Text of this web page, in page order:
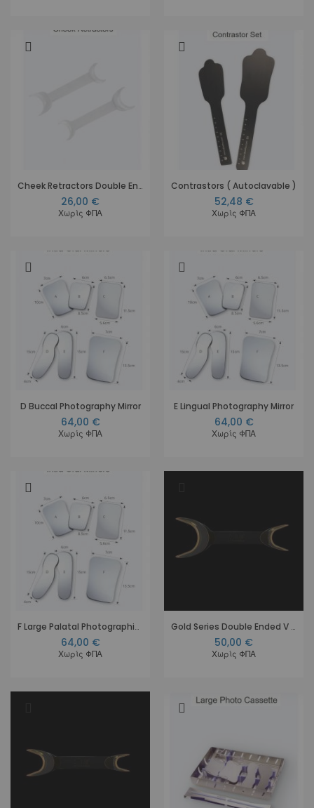
Cheek Retractors Double Ended Small - Autoclavable
26,00 €
Χωρίς ΦΠΑ
Contrastors ( Autoclavable )
52,48 €
Χωρίς ΦΠΑ
D Buccal Photography Mirror
64,00 €
Χωρίς ΦΠΑ
E Lingual Photography Mirror
64,00 €
Χωρίς ΦΠΑ
F Large Palatal Photographic Mirror
64,00 €
Χωρίς ΦΠΑ
Gold Series Double Ended V Rectractor Large
50,00 €
Χωρίς ΦΠΑ